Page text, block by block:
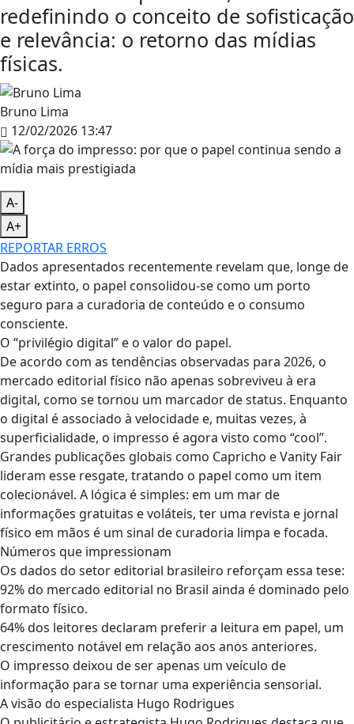
redefinindo o conceito de sofisticação
e relevância: o retorno das mídias
físicas.
Bruno Lima
12/02/2026 13:47
A-
A+
REPORTAR ERROS
Dados apresentados recentemente revelam que, longe de
estar extinto, o papel consolidou-se como um porto
seguro para a curadoria de conteúdo e o consumo
consciente.
O “privilégio digital” e o valor do papel.
De acordo com as tendências observadas para 2026, o
mercado editorial físico não apenas sobreviveu à era
digital, como se tornou um marcador de status. Enquanto
o digital é associado à velocidade e, muitas vezes, à
superficialidade, o impresso é agora visto como “cool”.
Grandes publicações globais como Capricho e Vanity Fair
lideram esse resgate, tratando o papel como um item
colecionável. A lógica é simples: em um mar de
informações gratuitas e voláteis, ter uma revista e jornal
físico em mãos é um sinal de curadoria limpa e focada.
Números que impressionam
Os dados do setor editorial brasileiro reforçam essa tese:
92% do mercado editorial no Brasil ainda é dominado pelo
formato físico.
64% dos leitores declaram preferir a leitura em papel, um
crescimento notável em relação aos anos anteriores.
O impresso deixou de ser apenas um veículo de
informação para se tornar uma experiência sensorial.
A visão do especialista Hugo Rodrigues